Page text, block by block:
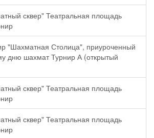
сквер" Театральная площадь
"Шахматная Столица", приуроченный
дню шахмат Турнир А (открытый
сквер" Театральная площадь
сквер" Театральная площадь